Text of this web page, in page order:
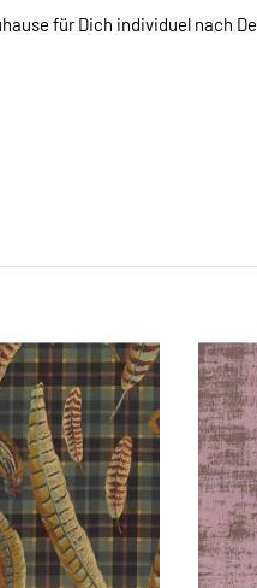
für Dich individuel nach